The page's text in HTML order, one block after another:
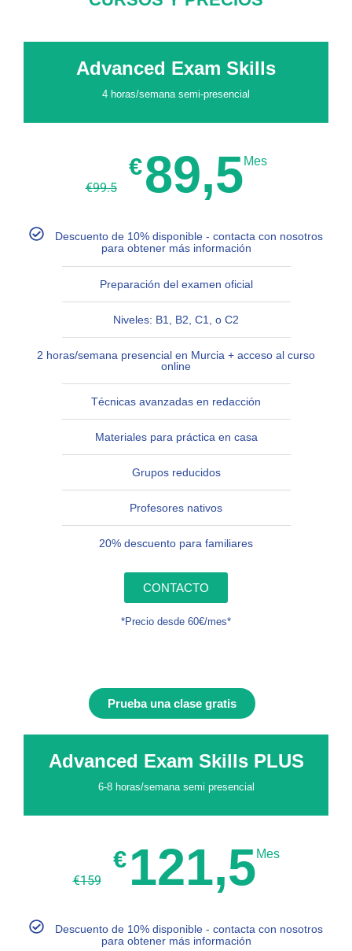
Advanced Exam Skills
4 horas/semana semi-presencial
€99.5
€89,5Mes
Descuento de 10% disponible - contacta con nosotros
para obtener más información
Preparación del examen oficial
Niveles: B1, B2, C1, o C2
2 horas/semana presencial en Murcia + acceso al curso
online
Técnicas avanzadas en redacción
Materiales para práctica en casa
Grupos reducidos
Profesores nativos
20% descuento para familiares
CONTACTO
*Precio desde 60€/mes*
Prueba una clase gratis
Advanced Exam Skills PLUS
6-8 horas/semana semi presencial
€159
€ 121,5Mes
Descuento de 10% disponible - contacta con nosotros
para obtener más información